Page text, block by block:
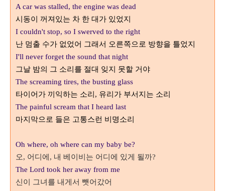
A car was stalled, the engine was dead
시동이 꺼져있는 차 한 대가 있었지
I couldn't stop, so I swerved to the right
난 멈출 수가 없었어 그래서 오른쪽으로 방향을 틀었지
I'll never forget the sound that night
그날 밤의 그 소리를 절대 잊지 못할 거야
The screaming tires, the busting glass
타이어가 끼익하는 소리, 유리가 부서지는 소리
The painful scream that I heard last
마지막으로 들은 고통스런 비명소리
Oh where, oh where can my baby be?
오, 어디에, 내 베이비는 어디에 있게 될까?
The Lord took her away from me
신이 그녀를 내게서 뺏어갔어